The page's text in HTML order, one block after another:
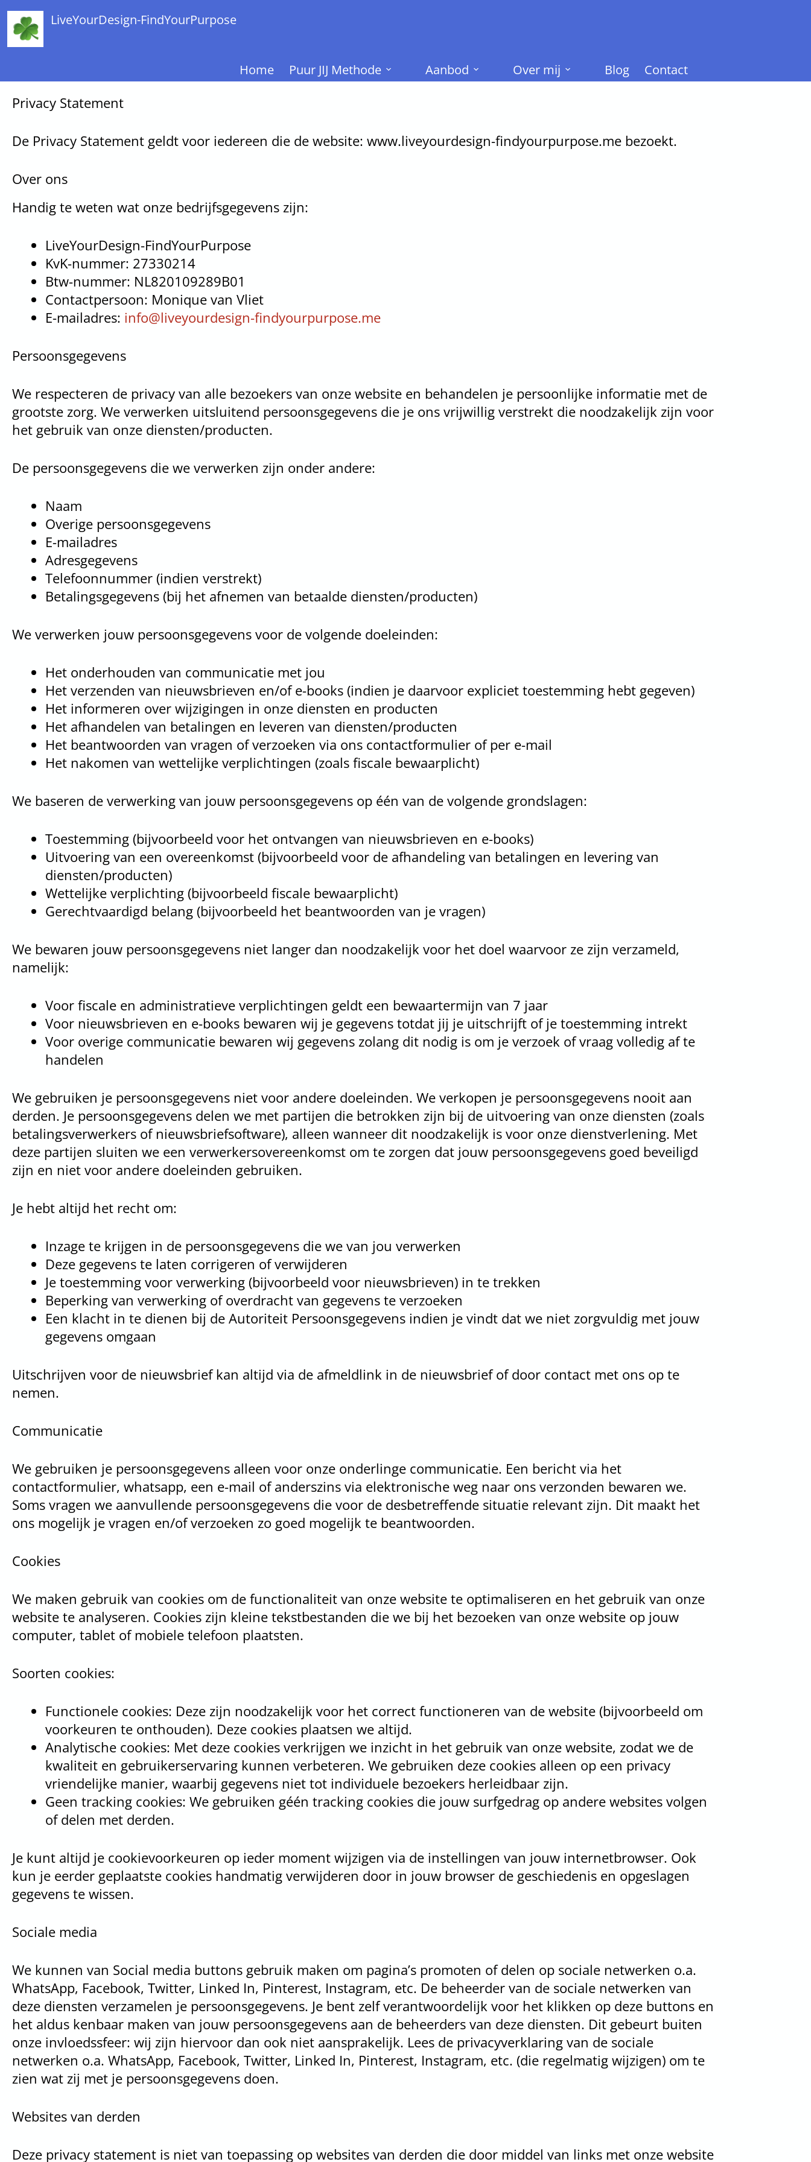
LiveYourDesign-FindYourPurpose
Home Puur JIJ Methode Aanbod Over mij Blog Contact
Privacy Statement
De Privacy Statement geldt voor iedereen die de website: www.liveyourdesign-findyourpurpose.me bezoekt.
Over ons
Handig te weten wat onze bedrijfsgegevens zijn:
LiveYourDesign-FindYourPurpose
KvK-nummer: 27330214
Btw-nummer: NL820109289B01
Contactpersoon: Monique van Vliet
E-mailadres: info@liveyourdesign-findyourpurpose.me
Persoonsgegevens
We respecteren de privacy van alle bezoekers van onze website en behandelen je persoonlijke informatie met de
grootste zorg. We verwerken uitsluitend persoonsgegevens die je ons vrijwillig verstrekt die noodzakelijk zijn voor
het gebruik van onze diensten/producten.
De persoonsgegevens die we verwerken zijn onder andere:
Naam
Overige persoonsgegevens
E-mailadres
Adresgegevens
Telefoonnummer (indien verstrekt)
Betalingsgegevens (bij het afnemen van betaalde diensten/producten)
We verwerken jouw persoonsgegevens voor de volgende doeleinden:
Het onderhouden van communicatie met jou
Het verzenden van nieuwsbrieven en/of e-books (indien je daarvoor expliciet toestemming hebt gegeven)
Het informeren over wijzigingen in onze diensten en producten
Het afhandelen van betalingen en leveren van diensten/producten
Het beantwoorden van vragen of verzoeken via ons contactformulier of per e-mail
Het nakomen van wettelijke verplichtingen (zoals fiscale bewaarplicht)
We baseren de verwerking van jouw persoonsgegevens op één van de volgende grondslagen:
Toestemming (bijvoorbeeld voor het ontvangen van nieuwsbrieven en e-books)
Uitvoering van een overeenkomst (bijvoorbeeld voor de afhandeling van betalingen en levering van
diensten/producten)
Wettelijke verplichting (bijvoorbeeld fiscale bewaarplicht)
Gerechtvaardigd belang (bijvoorbeeld het beantwoorden van je vragen)
We bewaren jouw persoonsgegevens niet langer dan noodzakelijk voor het doel waarvoor ze zijn verzameld,
namelijk:
Voor fiscale en administratieve verplichtingen geldt een bewaartermijn van 7 jaar
Voor nieuwsbrieven en e-books bewaren wij je gegevens totdat jij je uitschrijft of je toestemming intrekt
Voor overige communicatie bewaren wij gegevens zolang dit nodig is om je verzoek of vraag volledig af te
handelen
We gebruiken je persoonsgegevens niet voor andere doeleinden. We verkopen je persoonsgegevens nooit aan
derden. Je persoonsgegevens delen we met partijen die betrokken zijn bij de uitvoering van onze diensten (zoals
betalingsverwerkers of nieuwsbriefsoftware), alleen wanneer dit noodzakelijk is voor onze dienstverlening. Met
deze partijen sluiten we een verwerkersovereenkomst om te zorgen dat jouw persoonsgegevens goed beveiligd
zijn en niet voor andere doeleinden gebruiken.
Je hebt altijd het recht om:
Inzage te krijgen in de persoonsgegevens die we van jou verwerken
Deze gegevens te laten corrigeren of verwijderen
Je toestemming voor verwerking (bijvoorbeeld voor nieuwsbrieven) in te trekken
Beperking van verwerking of overdracht van gegevens te verzoeken
Een klacht in te dienen bij de Autoriteit Persoonsgegevens indien je vindt dat we niet zorgvuldig met jouw
gegevens omgaan
Uitschrijven voor de nieuwsbrief kan altijd via de afmeldlink in de nieuwsbrief of door contact met ons op te
nemen.
Communicatie
We gebruiken je persoonsgegevens alleen voor onze onderlinge communicatie. Een bericht via het
contactformulier, whatsapp, een e-mail of anderszins via elektronische weg naar ons verzonden bewaren we.
Soms vragen we aanvullende persoonsgegevens die voor de desbetreffende situatie relevant zijn. Dit maakt het
ons mogelijk je vragen en/of verzoeken zo goed mogelijk te beantwoorden.
Cookies
We maken gebruik van cookies om de functionaliteit van onze website te optimaliseren en het gebruik van onze
website te analyseren. Cookies zijn kleine tekstbestanden die we bij het bezoeken van onze website op jouw
computer, tablet of mobiele telefoon plaatsten.
Soorten cookies:
Functionele cookies: Deze zijn noodzakelijk voor het correct functioneren van de website (bijvoorbeeld om
voorkeuren te onthouden). Deze cookies plaatsen we altijd.
Analytische cookies: Met deze cookies verkrijgen we inzicht in het gebruik van onze website, zodat we de
kwaliteit en gebruikerservaring kunnen verbeteren. We gebruiken deze cookies alleen op een privacy
vriendelijke manier, waarbij gegevens niet tot individuele bezoekers herleidbaar zijn.
Geen tracking cookies: We gebruiken géén tracking cookies die jouw surfgedrag op andere websites volgen
of delen met derden.
Je kunt altijd je cookievoorkeuren op ieder moment wijzigen via de instellingen van jouw internetbrowser. Ook
kun je eerder geplaatste cookies handmatig verwijderen door in jouw browser de geschiedenis en opgeslagen
gegevens te wissen.
Sociale media
We kunnen van Social media buttons gebruik maken om pagina’s promoten of delen op sociale netwerken o.a.
WhatsApp, Facebook, Twitter, Linked In, Pinterest, Instagram, etc. De beheerder van de sociale netwerken van
deze diensten verzamelen je persoonsgegevens. Je bent zelf verantwoordelijk voor het klikken op deze buttons en
het aldus kenbaar maken van jouw persoonsgegevens aan de beheerders van deze diensten. Dit gebeurt buiten
onze invloedssfeer: wij zijn hiervoor dan ook niet aansprakelijk. Lees de privacyverklaring van de sociale
netwerken o.a. WhatsApp, Facebook, Twitter, Linked In, Pinterest, Instagram, etc. (die regelmatig wijzigen) om te
zien wat zij met je persoonsgegevens doen.
Websites van derden
Deze privacy statement is niet van toepassing op websites van derden die door middel van links met onze website